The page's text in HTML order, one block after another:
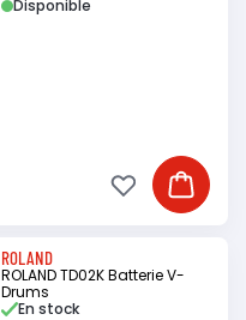
Disponible
Ajouter
Ajouter à ma
ROLAND
ROLAND TD02K Batterie V-
Drums
En stock